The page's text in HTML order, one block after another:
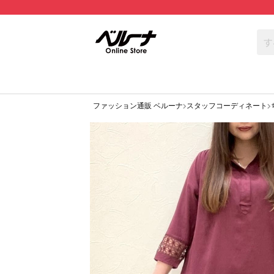
ファッション通販 ベルーナ スタッフコーディネート